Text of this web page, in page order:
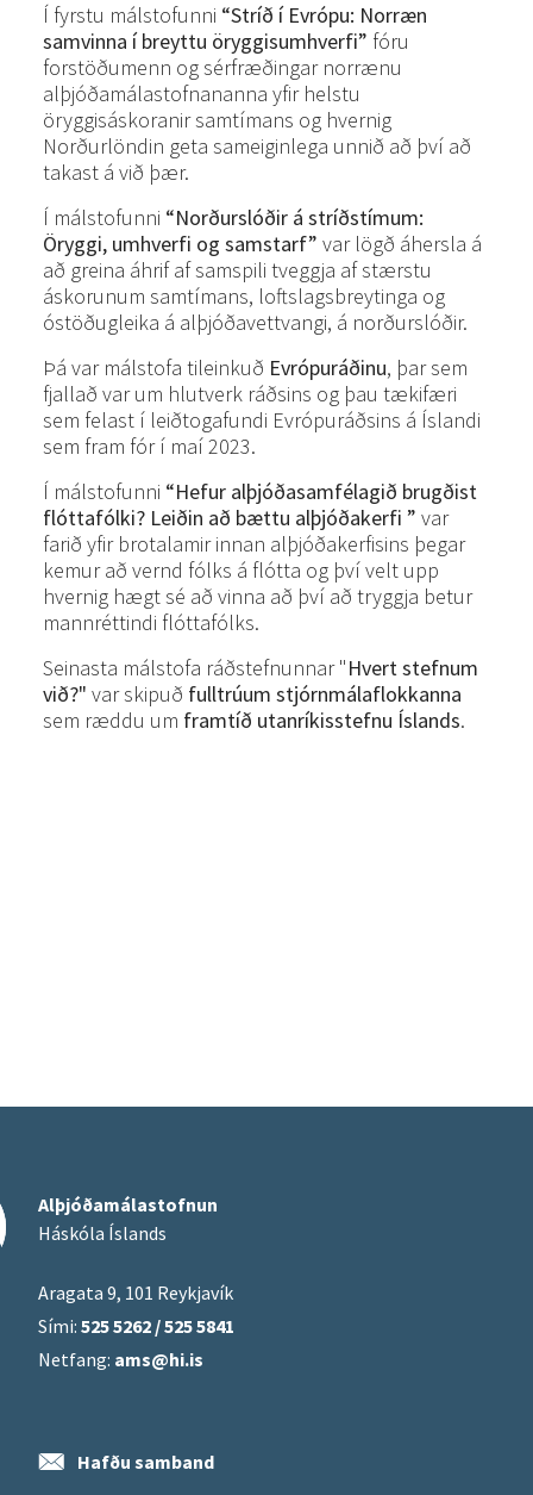
Í fyrstu málstofunni “Stríð í Evrópu: Norræn
samvinna í breyttu öryggisumhverfi” fóru
forstöðumenn og sérfræðingar norrænu
alþjóðamálastofnananna yfir helstu
öryggisáskoranir samtímans og hvernig
Norðurlöndin geta sameiginlega unnið að því að
takast á við þær.
Í málstofunni “Norðurslóðir á stríðstímum:
Öryggi, umhverfi og samstarf” var lögð áhersla á
að greina áhrif af samspili tveggja af stærstu
áskorunum samtímans, loftslagsbreytinga og
óstöðugleika á alþjóðavettvangi, á norðurslóðir.
Þá var málstofa tileinkuð Evrópuráðinu, þar sem
fjallað var um hlutverk ráðsins og þau tækifæri
sem felast í leiðtogafundi Evrópuráðsins á Íslandi
sem fram fór í maí 2023.
Í málstofunni “Hefur alþjóðasamfélagið brugðist
flóttafólki? Leiðin að bættu alþjóðakerfi ” var
farið yfir brotalamir innan alþjóðakerfisins þegar
kemur að vernd fólks á flótta og því velt upp
hvernig hægt sé að vinna að því að tryggja betur
mannréttindi flóttafólks.
Seinasta málstofa ráðstefnunnar "Hvert stefnum
við?" var skipuð fulltrúum stjórnmálaflokkanna
sem ræddu um framtíð utanríkisstefnu Íslands.
Alþjóðamálastofnun
Háskóla Íslands
Aragata 9, 101 Reykjavík
Sími: 525 5262 / 525 5841
Netfang: ams@hi.is
Hafðu samband